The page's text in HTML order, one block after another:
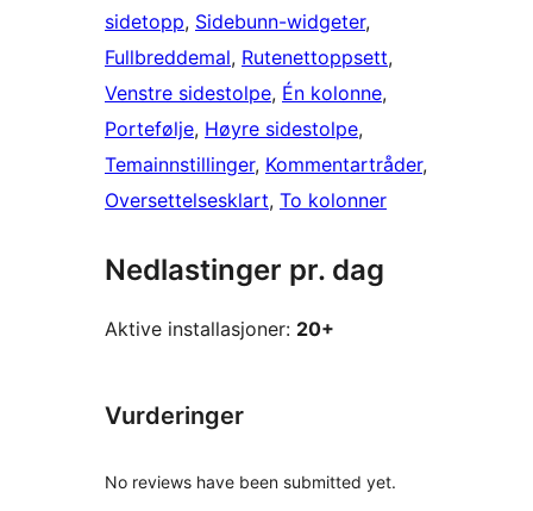
sidetopp, Sidebunn-widgeter
Fullbreddemal, Rutenettoppsett
Venstre sidestolpe, Én kolonne
Portefølje, Høyre sidestolpe
Temainnstillinger, Kommentartråder
Oversettelsesklart, To kolonner
Nedlastinger pr. dag
Aktive installasjoner: 20+
Vurderinger
No reviews have been submitted yet.